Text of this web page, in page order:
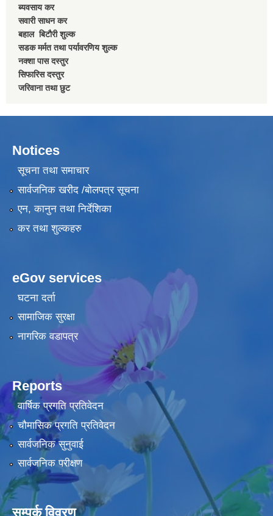
ब्यवसाय कर
सवारी साधन कर
बहाल बिटाैरी शुल्क
सडक मर्मत तथा पर्यावरणिय शुल्क
नक्शा पास दस्तुर
सिफारिस दस्तुर
जरिवाना तथा छुट
Notices
सूचना तथा समाचार
सार्वजनिक खरीद /बोलपत्र सूचना
एन, कानुन तथा निर्देशिका
कर तथा शुल्कहरु
eGov services
घटना दर्ता
सामाजिक सुरक्षा
नागरिक वडापत्र
Reports
वार्षिक प्रगति प्रतिवेदन
चौमासिक प्रगति प्रतिवेदन
सार्वजनिक सुनुवाई
सार्वजनिक परीक्षण
सम्पर्क विवरण